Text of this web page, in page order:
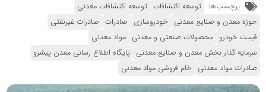
برچسب‌ها: توسعه اکتشافات توسعه اکتشافات معدنی
حوزه معدن و صنایع معدنی خودروسازی صادرات صادرات غیرنفتی
قیمت خودرو محصولات صنعتی و معدنی مواد معدنی
سرمایه گذار بخش معدن و صنایع معدنی پایگاه اطلاع رسانی معدن پیشرو
صادرات مواد معدنی خام فروشی مواد معدنی